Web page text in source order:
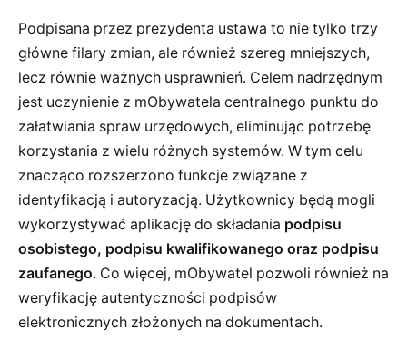
Podpisana przez prezydenta ustawa to nie tylko trzy
główne filary zmian, ale również szereg mniejszych,
lecz równie ważnych usprawnień. Celem nadrzędnym
jest uczynienie z mObywatela centralnego punktu do
załatwiania spraw urzędowych, eliminując potrzebę
korzystania z wielu różnych systemów. W tym celu
znacząco rozszerzono funkcje związane z
identyfikacją i autoryzacją. Użytkownicy będą mogli
wykorzystywać aplikację do składania podpisu
osobistego, podpisu kwalifikowanego oraz podpisu
zaufanego. Co więcej, mObywatel pozwoli również na
weryfikację autentyczności podpisów
elektronicznych złożonych na dokumentach.